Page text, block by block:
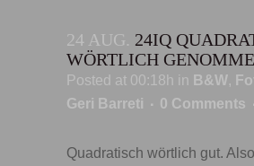
24 AUG. 24IQ
WÖRTLICH
Posted at 00:18h in B&W,
Geri Barreti
0 Comments
Quadratisch wörtlich gut.